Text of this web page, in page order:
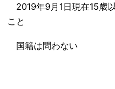
2019年9月1日現在15歳
こと
国籍は問わない